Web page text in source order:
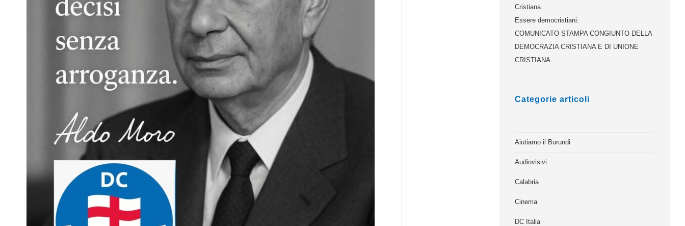
Cristiana.
Essere democristiani:
COMUNICATO STAMPA CONGIUNTO DELLA
DEMOCRAZIA CRISTIANA E DI UNIONE
CRISTIANA
Categorie articoli
Aiutiamo il Burundi
Audiovisivi
Calabria
Cinema
DC Italia